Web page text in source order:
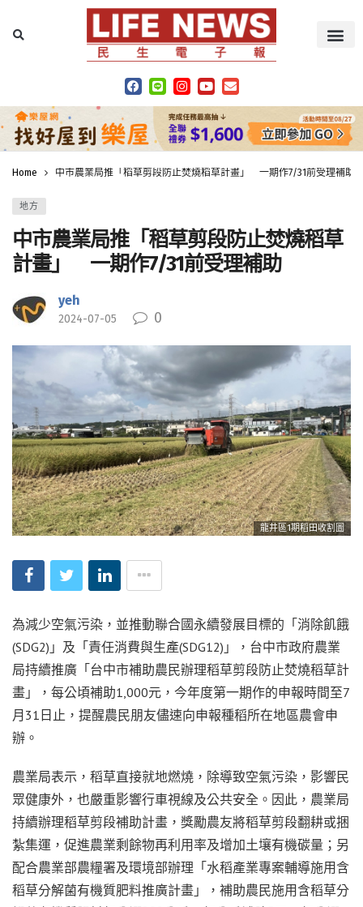
Home 中市農業局推「稻草剪段防止焚燒稻草計畫」 一期作7/31前受理補助
地方
中市農業局推「稻草剪段防止焚燒稻草
計畫」 一期作7/31前受理補助
yeh
2024-07-05 0
龍井區1期稻田收割圖
為減少空氣污染，並推動聯合國永續發展目標的「消除飢餓
(SDG2)」及「責任消費與生產(SDG12)」，台中市政府農業
局持續推廣「台中市補助農民辦理稻草剪段防止焚燒稻草計
畫」，每公頃補助1,000元，今年度第一期作的申報時間至7
月31日止，提醒農民朋友儘速向申報種稻所在地區農會申
辦。
農業局表示，稻草直接就地燃燒，除導致空氣污染，影響民
眾健康外，也嚴重影響行車視線及公共安全。因此，農業局
持續辦理稻草剪段補助計畫，獎勵農友將稻草剪段翻耕或捆
紮集運，促進農業剩餘物再利用率及增加土壤有機碳量；另
配合農業部農糧署及環境部辦理「水稻產業專案輔導施用含
稻草分解菌有機質肥料推廣計畫」，補助農民施用含稻草分